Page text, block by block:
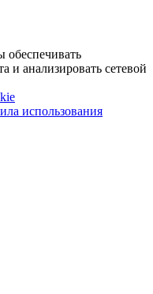
и анализировать сетевой
использования